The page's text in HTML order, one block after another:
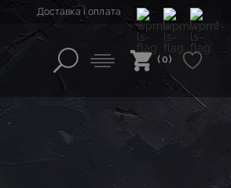
Доставка і оплата
(0)